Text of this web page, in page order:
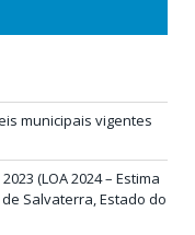
municipais vigentes
2023 (LOA 2024 – Estima
Salvaterra, Estado do